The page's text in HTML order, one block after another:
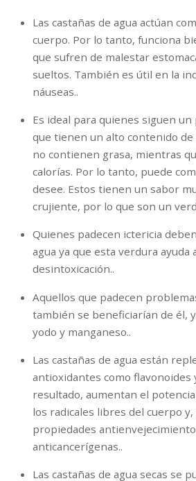
Las castañas de agua actúan
cuerpo. Por lo tanto, funciona
que sufren de malestar
sueltos. También es útil en la
náuseas..
Es ideal para quienes siguen un
que tienen un alto contenido
no contienen grasa, mientras
calorías. Por lo tanto, puede
desee. Estos tienen un sabor
crujiente, por lo que son un
Quienes padecen ictericia
agua ya que esta verdura ayuda
desintoxicación..
Aquellos que padecen
también se beneficiarían de él,
yodo y manganeso..
Las castañas de agua están
antioxidantes como flavonoides
resultado, aumentan el
los radicales libres del cuerpo
propiedades
anticancerígenas..
Las castañas de agua secas se